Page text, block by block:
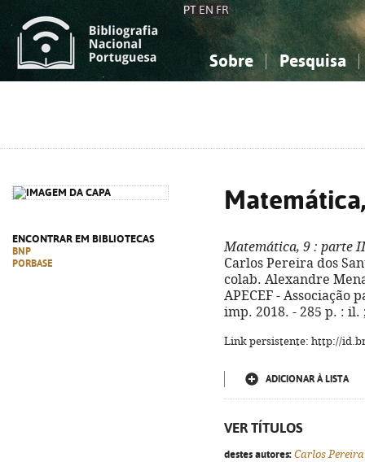
PT EN FR
Sobre Pesquisa
ENCONTRAR EM BIBLIOTECAS
BNP
PORBASE
Matemática, 9 : parte
Carlos Pereira dos
colab. Alexandre
APECEF - Associação
imp. 2018. - 285 p. : il.
Link persistente: http://
ADICIONAR À LISTA
VER TÍTULOS
destes autores: Carlos